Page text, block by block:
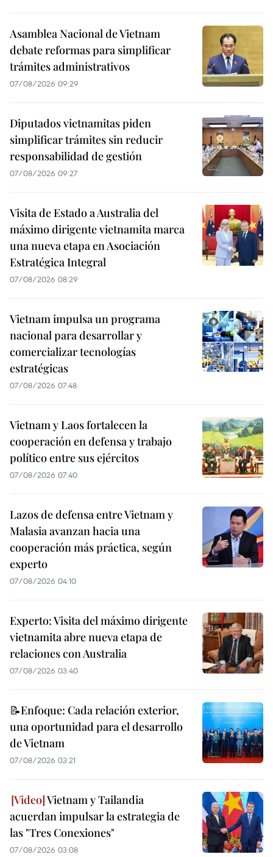
Asamblea Nacional de Vietnam
debate reformas para simplificar
trámites administrativos
07/08/2026 09:29
Diputados vietnamitas piden
simplificar trámites sin reducir
responsabilidad de gestión
07/08/2026 09:27
Visita de Estado a Australia del
máximo dirigente vietnamita marca
una nueva etapa en Asociación
Estratégica Integral
07/08/2026 08:29
Vietnam impulsa un programa
nacional para desarrollar y
comercializar tecnologías
estratégicas
07/08/2026 07:48
Vietnam y Laos fortalecen la
cooperación en defensa y trabajo
político entre sus ejércitos
07/08/2026 07:40
Lazos de defensa entre Vietnam y
Malasia avanzan hacia una
cooperación más práctica, según
experto
07/08/2026 04:10
Experto: Visita del máximo dirigente
vietnamita abre nueva etapa de
relaciones con Australia
07/08/2026 03:40
📝Enfoque: Cada relación exterior,
una oportunidad para el desarrollo
de Vietnam
07/08/2026 03:21
Vietnam y Tailandia
acuerdan impulsar la estrategia de
las "Tres Conexiones"
07/08/2026 03:08